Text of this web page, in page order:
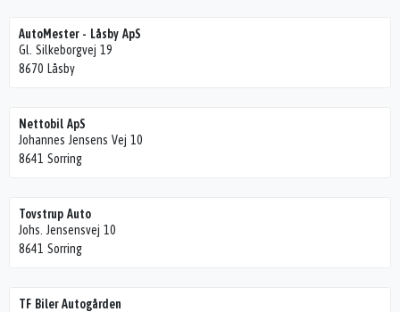
AutoMester - Låsby ApS
Gl. Silkeborgvej 19
8670 Låsby
Nettobil ApS
Johannes Jensens Vej 10
8641 Sorring
Tovstrup Auto
Johs. Jensensvej 10
8641 Sorring
TF Biler Autogården